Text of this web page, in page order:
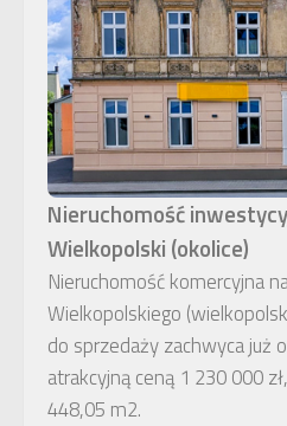
Nieruchomość
Wielkopolski (okolice)
Nieruchomość komercyjna
Wielkopolskiego
do sprzedaży zachwyca już
atrakcyjną ceną 1 230 000
448,05 m2.